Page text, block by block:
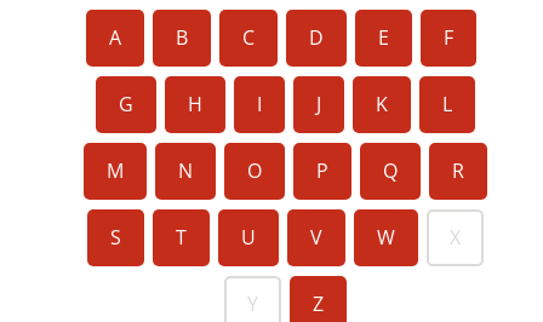
A B C D E F
G H I J K L
M N O P Q R
S T U V W X
Y Z